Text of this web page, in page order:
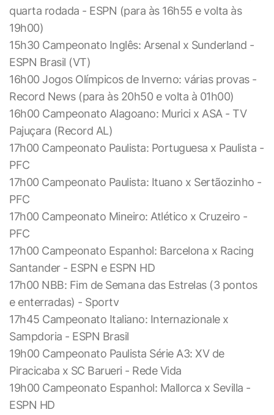
quarta rodada - ESPN (para às 16h55 e volta às
19h00)
15h30 Campeonato Inglês: Arsenal x Sunderland -
ESPN Brasil (VT)
16h00 Jogos Olímpicos de Inverno: várias provas -
Record News (para às 20h50 e volta à 01h00)
16h00 Campeonato Alagoano: Murici x ASA - TV
Pajuçara (Record AL)
17h00 Campeonato Paulista: Portuguesa x Paulista -
PFC
17h00 Campeonato Paulista: Ituano x Sertãozinho -
PFC
17h00 Campeonato Mineiro: Atlético x Cruzeiro -
PFC
17h00 Campeonato Espanhol: Barcelona x Racing
Santander - ESPN e ESPN HD
17h00 NBB: Fim de Semana das Estrelas (3 pontos
e enterradas) - Sportv
17h45 Campeonato Italiano: Internazionale x
Sampdoria - ESPN Brasil
19h00 Campeonato Paulista Série A3: XV de
Piracicaba x SC Barueri - Rede Vida
19h00 Campeonato Espanhol: Mallorca x Sevilla -
ESPN HD